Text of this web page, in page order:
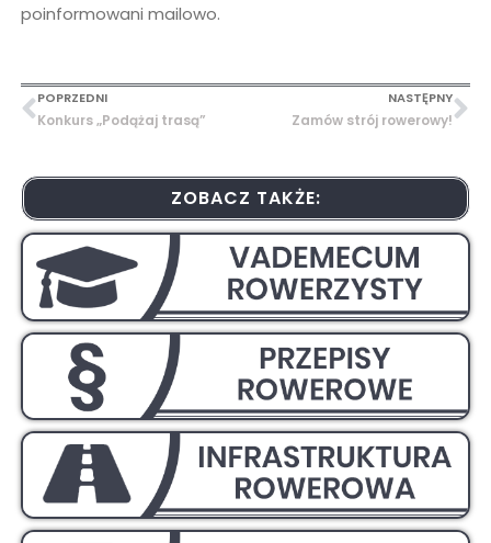
poinformowani mailowo.
POPRZEDNI
Konkurs „Podążaj trasą”
NASTĘPNY
Zamów strój rowerowy!
ZOBACZ TAKŻE: